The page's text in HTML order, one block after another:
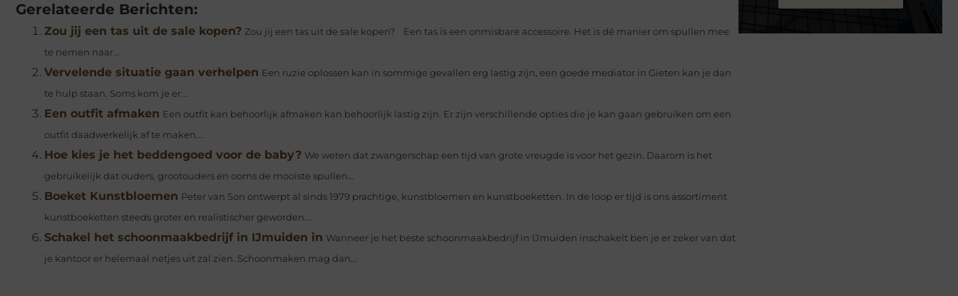
Gerelateerde Berichten:
Zou jij een tas uit de sale kopen? Zou jij een tas uit de sale kopen? Een tas is een onmisbare accessoire. Het is dé manier om spullen mee
te nemen naar...
Vervelende situatie gaan verhelpen Een ruzie oplossen kan in sommige gevallen erg lastig zijn, een goede mediator in Gieten kan je dan
te hulp staan. Soms kom je er...
Een outfit afmaken Een outfit kan behoorlijk afmaken kan behoorlijk lastig zijn. Er zijn verschillende opties die je kan gaan gebruiken om een
outfit daadwerkelijk af te maken....
Hoe kies je het beddengoed voor de baby? We weten dat zwangerschap een tijd van grote vreugde is voor het gezin. Daarom is het
gebruikelijk dat ouders, grootouders en ooms de mooiste spullen...
Boeket Kunstbloemen Peter van Son ontwerpt al sinds 1979 prachtige, kunstbloemen en kunstboeketten. In de loop er tijd is ons assortiment
kunstboeketten steeds groter en realistischer geworden....
Schakel het schoonmaakbedrijf in IJmuiden in Wanneer je het beste schoonmaakbedrijf in IJmuiden inschakelt ben je er zeker van dat
je kantoor er helemaal netjes uit zal zien. Schoonmaken mag dan...